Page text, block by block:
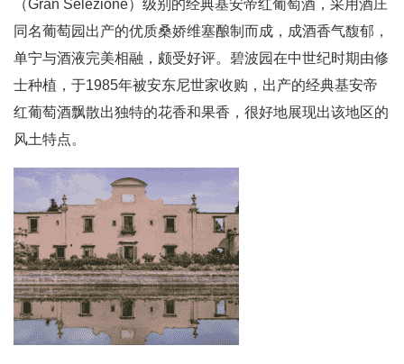
（Gran Selezione）级别的经典基安帝红葡萄酒，采用酒庄
同名葡萄园出产的优质桑娇维塞酿制而成，成酒香气馥郁，
单宁与酒液完美相融，颇受好评。碧波园在中世纪时期由修
士种植，于1985年被安东尼世家收购，出产的经典基安帝
红葡萄酒飘散出独特的花香和果香，很好地展现出该地区的
风土特点。